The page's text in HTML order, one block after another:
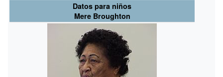
Datos para niños
Mere Broughton